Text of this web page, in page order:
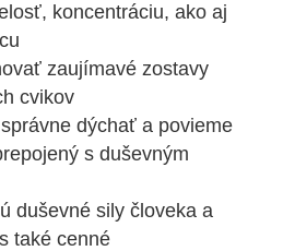
koncentráciu, ako aj
zaujímavé zostavy
cvikov
dýchať a povieme
s duševným
duševné sily človeka a
také cenné